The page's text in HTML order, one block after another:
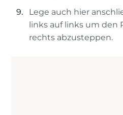
Lege auch hier
links auf links um den
rechts abzusteppen.